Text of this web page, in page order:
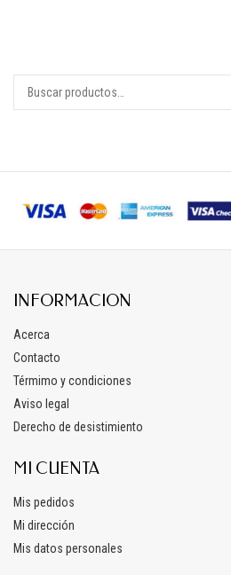
INFORMACION
Acerca
Contacto
Térmimo y condiciones
Aviso legal
Derecho de desistimiento
MI CUENTA
Mis pedidos
Mi dirección
Mis datos personales